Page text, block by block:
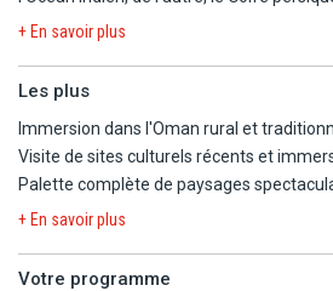
tièdes, au ras des falaises, sur des
profitez de ces plages paradisiaques.
+ En savoir plus
Les plus
Immersion dans l'Oman rural et
Visite de sites culturels récents et
Palette complète de paysages
+ En savoir plus
Votre programme